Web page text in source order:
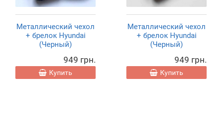
Металлический чехол
+ брелок Hyundai
(Черный)
949 грн.
Купить
Металлический чехол
+ брелок Hyundai
(Черный)
949 грн.
Купить